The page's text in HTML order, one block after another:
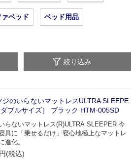
ァベッド ベッド用品
絞り込み
ジのいらないマットレスULTRA SLEEPE
ブルサイズ］ ブラック HTM-005SD
らないマットレス(R)ULTRA SLEEPER 今
具に「乗せるだけ」寝心地極上なマットレ
進化。
円(税込)